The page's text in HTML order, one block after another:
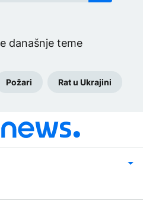
današnje teme
Požari Rat u Ukrajini
Sport